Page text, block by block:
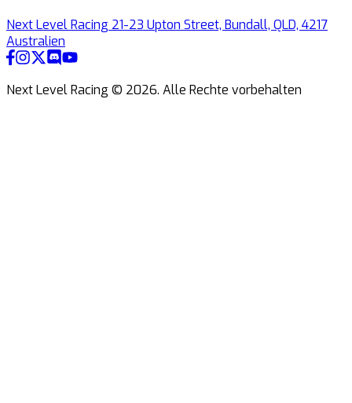
Next Level Racing 21-23 Upton Street, Bundall, QLD, 4217
Australien
Next Level Racing © 2026. Alle Rechte vorbehalten